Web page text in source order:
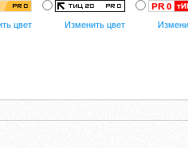
цвет Изменить цвет